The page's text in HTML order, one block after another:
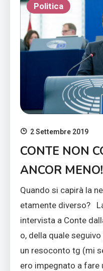
Politica
2 Settembre 2019
CONTE NON
ANCOR MENO!
Quando si capirà la
etamente diverso?
intervista a Conte
o, della quale
un resoconto tg (mi
ero impegnato a fare